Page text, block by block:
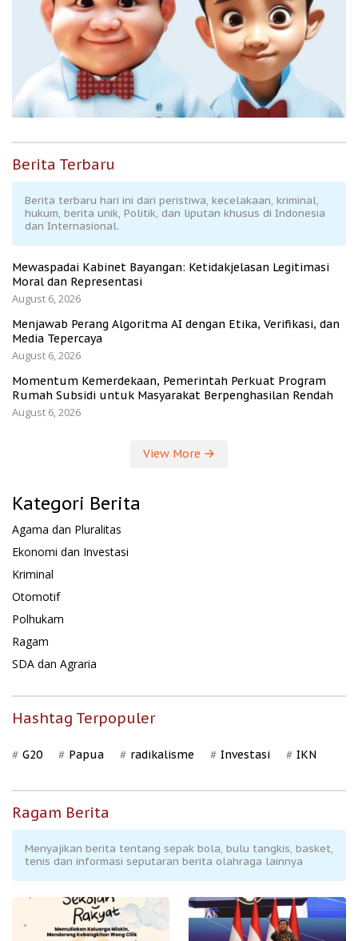
Berita Terbaru
Berita terbaru hari ini dari peristiwa, kecelakaan, kriminal,
hukum, berita unik, Politik, dan liputan khusus di Indonesia
dan Internasional.
Mewaspadai Kabinet Bayangan: Ketidakjelasan Legitimasi
Moral dan Representasi
August 6, 2026
Menjawab Perang Algoritma AI dengan Etika, Verifikasi, dan
Media Tepercaya
August 6, 2026
Momentum Kemerdekaan, Pemerintah Perkuat Program
Rumah Subsidi untuk Masyarakat Berpenghasilan Rendah
August 6, 2026
View More
Kategori Berita
Agama dan Pluralitas
Ekonomi dan Investasi
Kriminal
Otomotif
Polhukam
Ragam
SDA dan Agraria
Hashtag Terpopuler
G20 Papua radikalisme Investasi IKN
Ragam Berita
Menyajikan berita tentang sepak bola, bulu tangkis, basket,
tenis dan informasi seputaran berita olahraga lainnya